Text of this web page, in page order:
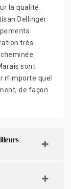
la qualité.
Dellinger
très
sont
quel
de façon